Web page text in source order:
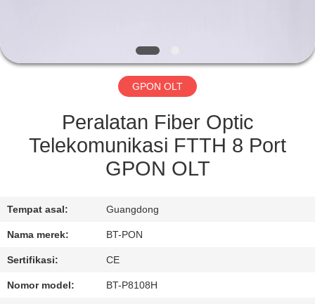
HUBUNGI
KAMI
PERMINTAAN
PENAWARAN
PRIVACY
POLICY
GPON OLT
Peralatan Fiber Optic
Telekomunikasi FTTH 8 Port
GPON OLT
Tempat asal: Guangdong
Nama merek: BT-PON
Sertifikasi: CE
Nomor model: BT-P8108H